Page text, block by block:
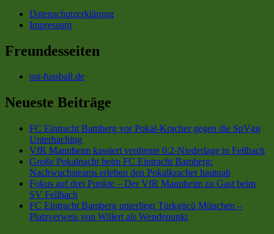
vor
Datenschutzerklärung
Impressum
Freundesseiten
ost-fussball.de
Neueste Beiträge
FC Eintracht Bamberg vor Pokal-Kracher gegen die SpVgg
Unterhaching
VfR Mannheim kassiert verdiente 0:2-Niederlage in Fellbach
Große Pokalnacht beim FC Eintracht Bamberg:
Nachwuchsteams erleben den Pokalkracher hautnah
Fokus auf drei Punkte – Der VfR Mannheim zu Gast beim
SV Fellbach
FC Eintracht Bamberg unterliegt Türkgücü München –
Platzverweis von Willert als Wendepunkt